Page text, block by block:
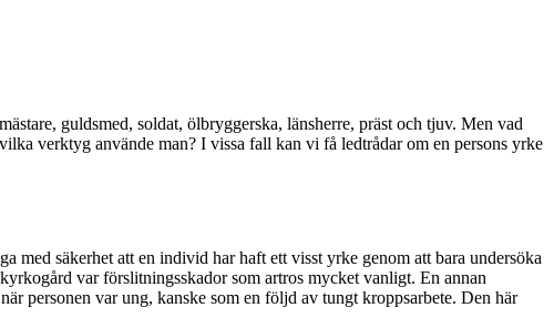
guldsmed, soldat, ölbryggerska, länsherre, präst och tjuv. Men vad
verktyg använde man? I vissa fall kan vi få ledtrådar om en persons yrke
med säkerhet att en individ har haft ett visst yrke genom att bara undersöka
var förslitningsskador som artros mycket vanligt. En annan
personen var ung, kanske som en följd av tungt kroppsarbete. Den här